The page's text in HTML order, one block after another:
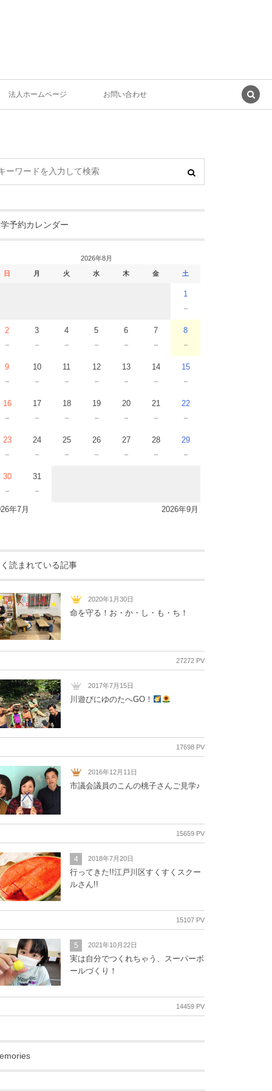
法人ホームページ お問い合わせ
予約カレンダー
2026年8月
日 月 火 水 木 金 土
1
－
2
－
3
－
4
－
5
－
6
－
7
－
8
－
9
－
10
－
11
－
12
－
13
－
14
－
15
－
16
－
17
－
18
－
19
－
20
－
21
－
22
－
23
－
24
－
25
－
26
－
27
－
28
－
29
－
30
－
31
－
年7月 2026年9月
読まれている記事
2020年1月30日
命を守る！お・か・し・も・ち！
27272 PV
2017年7月15日
川遊びにゆのたへGO！
17698 PV
2016年12月11日
市議会議員のこんの桃子さんご見学♪
15659 PV
4 2018年7月20日
行ってきた!!江戸川区すくすくスクー
ルさん!!
15107 PV
5 2021年10月22日
実は自分でつくれちゃう、スーパーボ
ールづくり！
14459 PV